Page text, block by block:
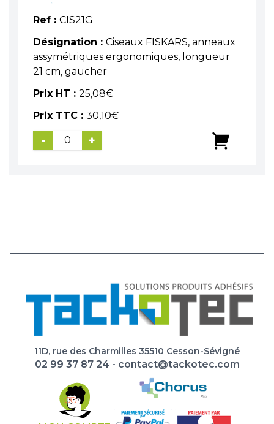
Ref : CIS21G
Désignation : Ciseaux FISKARS, anneaux
assymétriques ergonomiques, longueur
21 cm, gaucher
Prix HT : 25,08€
Prix TTC : 30,10€
- +
11D, rue des Charmilles 35510 Cesson-Sévigné
02 99 37 87 24 - contact@tackotec.com